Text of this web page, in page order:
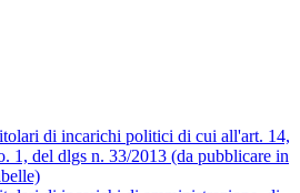
di incarichi politici di cui all'art. 14,
1, del dlgs n. 33/2013 (da pubblicare in